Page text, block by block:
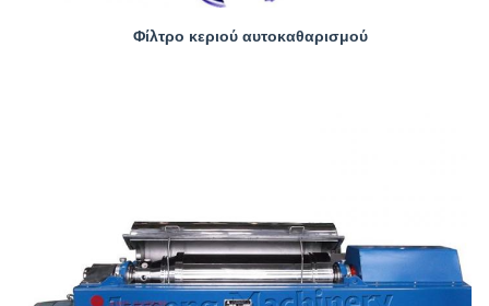
Φίλτρο κεριού αυτοκαθαρισμού